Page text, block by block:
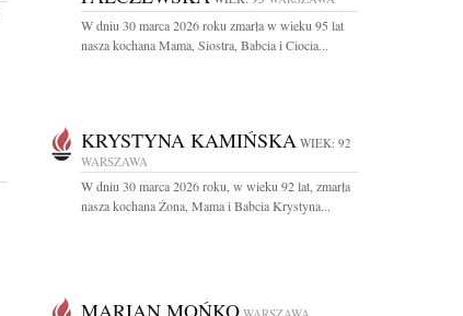
W dniu 30 marca 2026 roku zmarła w wieku 95 lat
nasza kochana Mama, Siostra, Babcia i Ciocia...
KRYSTYNA KAMIŃSKA WIEK: 92
WARSZAWA
W dniu 30 marca 2026 roku, w wieku 92 lat, zmarła
nasza kochana Żona, Mama i Babcia Krystyna...
MARIAN MOŃKO